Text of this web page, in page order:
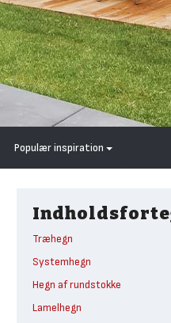
Populær inspiration
Træhegn
Systemhegn
Hegn af rundstokke
Lamelhegn